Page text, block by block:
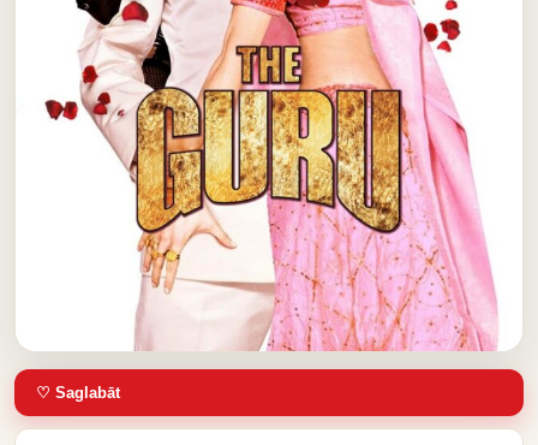
♡ Saglabāt